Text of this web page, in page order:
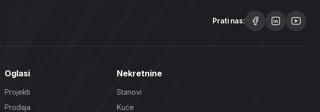
Prati nas:
Oglasi
Projekti
Prodaja
Nekretnine
Stanovi
Kuće